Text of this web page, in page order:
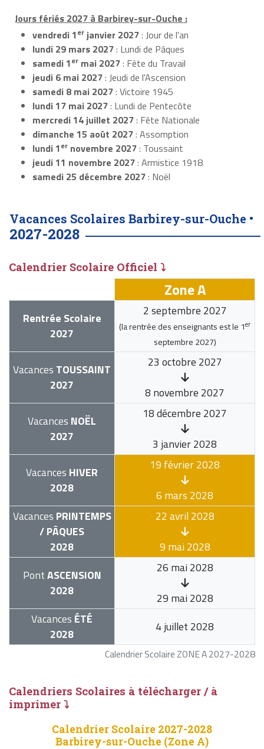
Jours fériés 2027 à Barbirey-sur-Ouche :
vendredi 1er janvier 2027: Jour de l'an
lundi 29 mars 2027: Lundi de Pâques
samedi 1er mai 2027: Fête du Travail
jeudi 6 mai 2027: Jeudi de l'Ascension
samedi 8 mai 2027: Victoire 1945
lundi 17 mai 2027: Lundi de Pentecôte
mercredi 14 juillet 2027: Fête Nationale
dimanche 15 août 2027: Assomption
lundi 1er novembre 2027: Toussaint
jeudi 11 novembre 2027: Armistice 1918
samedi 25 décembre 2027: Noël
Vacances Scolaires Barbirey-sur-Ouche •
2027-2028
Calendrier Scolaire Officiel ⤵
Calendrier Scolaire ZONE A 2027-2028
Zone A
Rentrée Scolaire
2027
2 septembre 2027
(la rentrée des enseignants est le 1er
septembre 2027)
Vacances TOUSSAINT
2027
23 octobre 2027
8 novembre 2027
Vacances NOËL
2027
18 décembre 2027
3 janvier 2028
Vacances HIVER
2028
19 février 2028
6 mars 2028
Vacances PRINTEMPS
/ PÂQUES
2028
22 avril 2028
9 mai 2028
PontASCENSION
2028
26 mai 2028
29 mai 2028
Vacances ÉTÉ
2028
4 juillet 2028
Calendriers Scolaires à télécharger / à
imprimer ⤵
Calendrier Scolaire 2027-2028
Barbirey-sur-Ouche (Zone A)